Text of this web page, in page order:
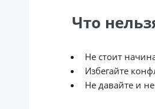
Что
Не стоит
Избегайте
Не давайте и